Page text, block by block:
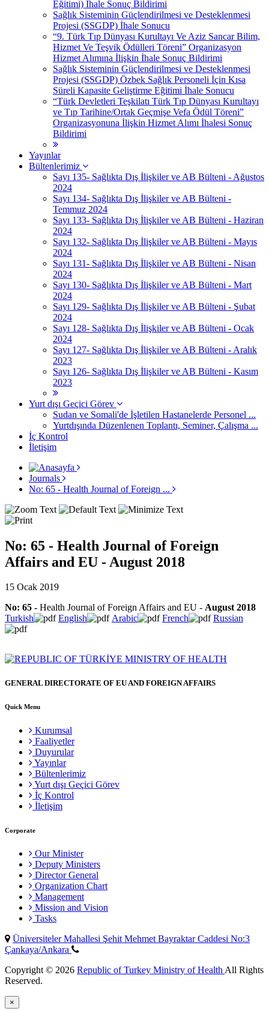
Eğitimi) İhale Sonuç Bildirimi
Sağlık Sisteminin Güçlendirilmesi ve Desteklenmesi
Projesi (SSGDP) İhale Sonucu
“9. Türk Tıp Dünyası Kurultayı Ve Aziz Sancar Bilim,
Hizmet Ve Teşvik Ödülleri Töreni” Organizasyon
Hizmet Alımına İlişkin İhale Sonuç Bildirimi
Sağlık Sisteminin Güçlendirilmesi ve Desteklenmesi
Projesi (SSGDP) Özbek Sağlık Personeli İçin Kısa
Süreli Kapasite Geliştirme Eğitimi İhale Sonucu
“Türk Devletleri Teşkilatı Türk Tıp Dünyası Kurultayı
ve Tıp Tarihine/Ortak Geçmişe Vefa Ödül Töreni”
Organizasyonuna İlişkin Hizmet Alımı İhalesi Sonuç
Bildirimi
Yayınlar
Bültenlerimiz
Sayı 135- Sağlıkta Dış İlişkiler ve AB Bülteni - Ağustos
2024
Sayı 134- Sağlıkta Dış İlişkiler ve AB Bülteni -
Temmuz 2024
Sayı 133- Sağlıkta Dış İlişkiler ve AB Bülteni - Haziran
2024
Sayı 132- Sağlıkta Dış İlişkiler ve AB Bülteni - Mayıs
2024
Sayı 131- Sağlıkta Dış İlişkiler ve AB Bülteni - Nisan
2024
Sayı 130- Sağlıkta Dış İlişkiler ve AB Bülteni - Mart
2024
Sayı 129- Sağlıkta Dış İlişkiler ve AB Bülteni - Şubat
2024
Sayı 128- Sağlıkta Dış İlişkiler ve AB Bülteni - Ocak
2024
Sayı 127- Sağlıkta Dış İlişkiler ve AB Bülteni - Aralık
2023
Sayı 126- Sağlıkta Dış İlişkiler ve AB Bülteni - Kasım
2023
Yurt dışı Geçici Görev
Sudan ve Somali'de İşletilen Hastanelerde Personel ...
Yurtdışında Düzenlenen Toplantı, Seminer, Çalışma ...
İç Kontrol
İletişim
Journals
No: 65 - Health Journal of Foreign ...
No: 65 - Health Journal of Foreign
Affairs and EU - August 2018
15 Ocak 2019
No: 65 - Health Journal of Foreign Affairs and EU - August 2018
Turkish
English Arabic French Russian
GENERAL DIRECTORATE OF EU AND FOREIGN AFFAIRS
Quick Menu
Kurumsal
Faaliyetler
Duyurular
Yayınlar
Bültenlerimiz
Yurt dışı Geçici Görev
İç Kontrol
İletişim
Corporate
Our Minister
Deputy Ministers
Director General
Organization Chart
Management
Mission and Vision
Tasks
Üniversiteler Mahallesi Şehit Mehmet Bayraktar Caddesi No:3
Çankaya/Ankara
Copyright © 2026 Republic of Turkey Ministry of HealthAll Rights
Reserved.
×